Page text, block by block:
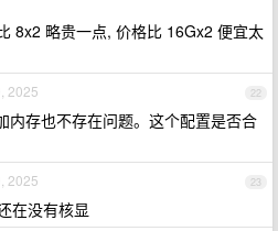
8x2 略贵一点, 价格比 16Gx2 便宜太
22
2025
内存也不存在问题。这个配置是否合
23
2025
在没有核显